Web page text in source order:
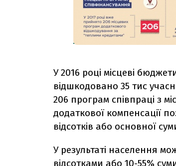
У 2016 році місцеві
відшкодовано 35 тис
206 програм співпраці з
додаткової компенсації
відсотків або основної
У результаті населення
відсотками або 10-55%